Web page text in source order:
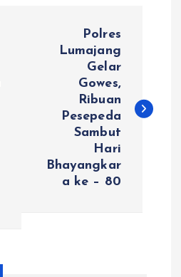
Polres
Lumajang
Gelar
Gowes,
Ribuan
Pesepeda
Sambut
Hari
Bhayangkar
a ke – 80